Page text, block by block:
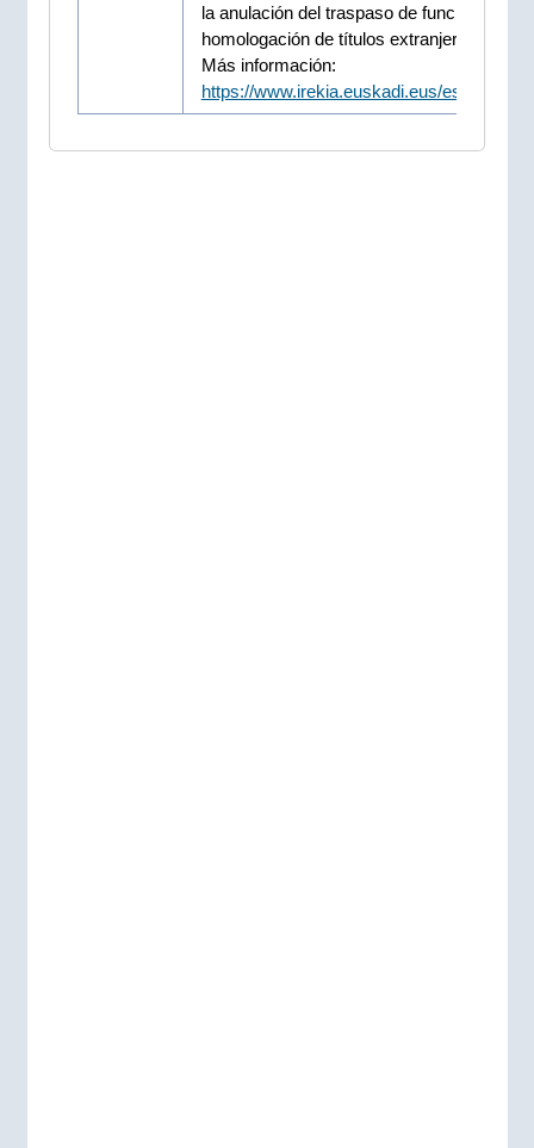
la anulación del traspaso de funciones de
homologación de títulos extranjeros
Más información:
https://www.irekia.euskadi.eus/es/news/